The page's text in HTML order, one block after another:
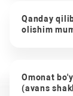
Qanday
olishim
Omonat
(avans